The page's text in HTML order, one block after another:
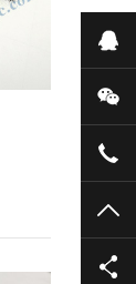
在
微